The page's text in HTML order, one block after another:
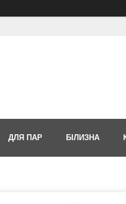
ДЛЯ ПАР БІЛИЗНА